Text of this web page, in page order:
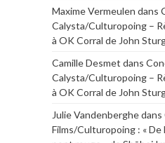
Maxime Vermeulen dans
Calysta/Culturopoing –
à OK Corral de John
Camille Desmet dans
Calysta/Culturopoing –
à OK Corral de John
Julie Vandenberghedans
Films/Culturopoing : « De